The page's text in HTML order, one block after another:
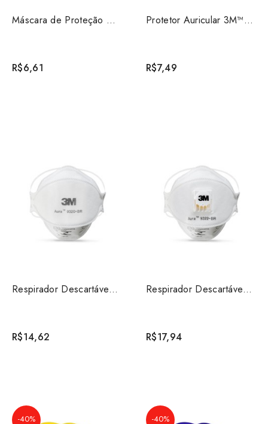
Máscara de Proteção Respiratória Dobrável 3M™ 9820+BR ...
R$6,61
Protetor Auricular 3M™ Pomp Plus – Cordão de Poliéster
R$7,49
Respirador Descartável 3M™ Aura™ 9320+BR
R$14,62
Respirador Descartável 3M™ Aura™ 9322+BR, PFF-2 (S), B...
R$17,94
-40% -40%